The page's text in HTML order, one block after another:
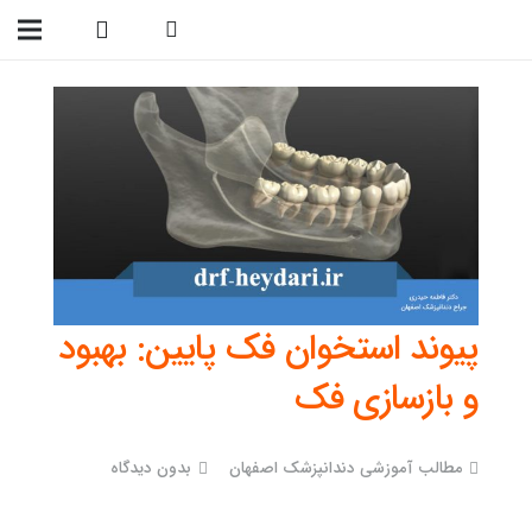
پیوند استخوان فک پایین: بهبود
و بازسازی فک
مطالب آموزشی دندانپزشک اصفهان بدون دیدگاه